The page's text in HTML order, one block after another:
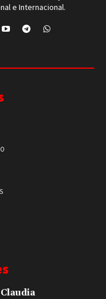
e Internacional.